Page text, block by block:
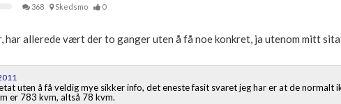
368 Skedsmo 0
har allerede vært der to ganger uten å få noe konkret, ja utenom mitt
uten å få veldig mye sikker info, det eneste fasit svaret jeg har er at de normalt
er 783 kvm, altså 78 kvm.